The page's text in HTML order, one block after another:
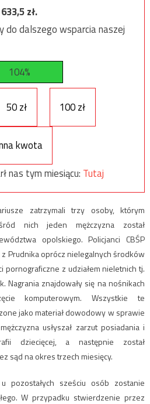
633,5zł.
do dalszego wsparcia naszej
104%
50 zł 100 zł
kwota
nas tym miesiącu: Tutaj
zatrzymali trzy osoby, którym
nich jeden mężczyzna został
opolskiego. Policjanci CBŚP
Prudnika oprócz nielegalnych środków
pornograficzne z udziałem nieletnich tj.
Nagrania znajdowały się na nośnikach
komputerowym. Wszystkie te
jako materiał dowodowy w sprawie
usłyszał zarzut posiadania i
dziecięcej, a następnie został
sąd na okres trzech miesięcy.
pozostałych sześciu osób zostanie
W przypadku stwierdzenie przez